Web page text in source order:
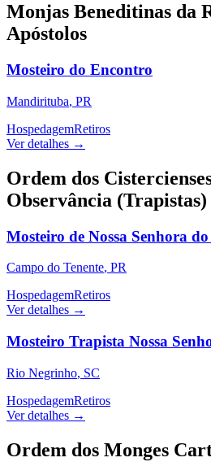
Monjas Beneditinas da
Apóstolos
Mosteiro do Encontro
Mandirituba, PR
HospedagemRetiros
Ver detalhes →
Ordem dos
Observância (Trapistas)
Mosteiro de Nossa Senhora
Campo do Tenente, PR
HospedagemRetiros
Ver detalhes →
Mosteiro Trapista Nossa
Rio Negrinho, SC
HospedagemRetiros
Ver detalhes →
Ordem dos Monges